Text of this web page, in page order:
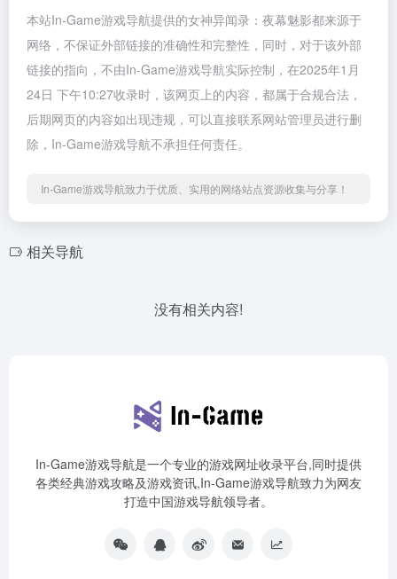
本站In-Game游戏导航提供的女神异闻录：夜幕魅影都来源于
网络，不保证外部链接的准确性和完整性，同时，对于该外部
链接的指向，不由In-Game游戏导航实际控制，在2025年1月
24日 下午10:27收录时，该网页上的内容，都属于合规合法，
后期网页的内容如出现违规，可以直接联系网站管理员进行删
除，In-Game游戏导航不承担任何责任。
In-Game游戏导航致力于优质、实用的网络站点资源收集与分享！
相关导航
没有相关内容!
In-Game游戏导航是一个专业的游戏网址收录平台,同时提供
各类经典游戏攻略及游戏资讯,In-Game游戏导航致力为网友
打造中国游戏导航领导者。